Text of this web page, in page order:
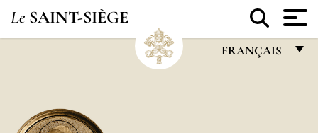
Le SAINT-SIÈGE
FRANÇAIS